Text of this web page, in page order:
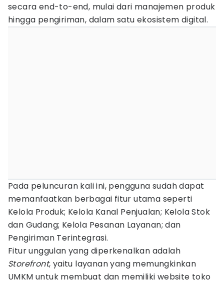
secara end-to-end, mulai dari manajemen produk
hingga pengiriman, dalam satu ekosistem digital.
Pada peluncuran kali ini, pengguna sudah dapat
memanfaatkan berbagai fitur utama seperti
Kelola Produk; Kelola Kanal Penjualan; Kelola Stok
dan Gudang; Kelola Pesanan Layanan; dan
Pengiriman Terintegrasi.
Fitur unggulan yang diperkenalkan adalah
Storefront, yaitu layanan yang memungkinkan
UMKM untuk membuat dan memiliki website toko